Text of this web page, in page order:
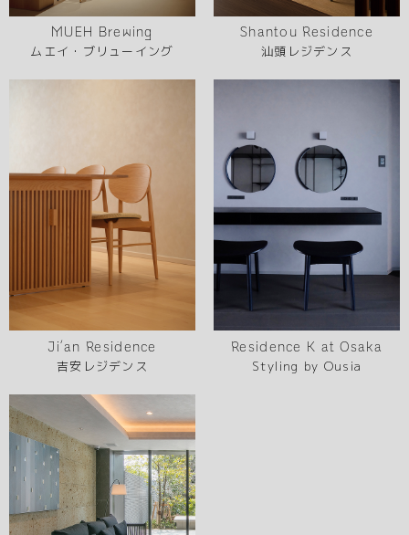
MUEH Brewing
ムエイ・ブリューイング
Shantou Residence
汕頭レジデンス
Ji’an Residence
吉安レジデンス
Residence K at Osaka
Styling by Ousia